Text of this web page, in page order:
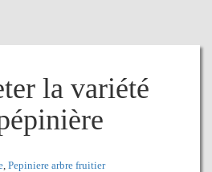
la variété
, Pepiniere arbre fruitier